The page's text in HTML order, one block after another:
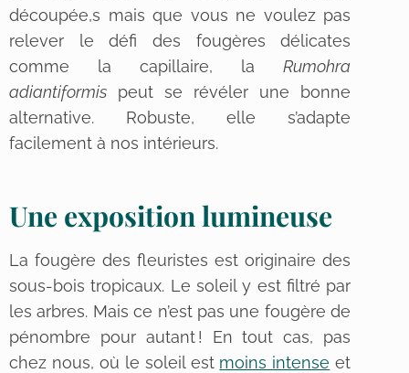
découpée,s mais que vous ne voulez pas
relever le défi des fougères délicates
comme la capillaire, laRumohra
adiantiformis peut se révéler une bonne
alternative. Robuste, elle s’adapte
facilement à nos intérieurs.
Une exposition lumineuse
La fougère des fleuristes est originaire des
sous-bois tropicaux. Le soleil y est filtré par
les arbres. Mais ce n’est pas une fougère de
pénombre pour autant ! En tout cas, pas
chez nous, où le soleil est moins intense et